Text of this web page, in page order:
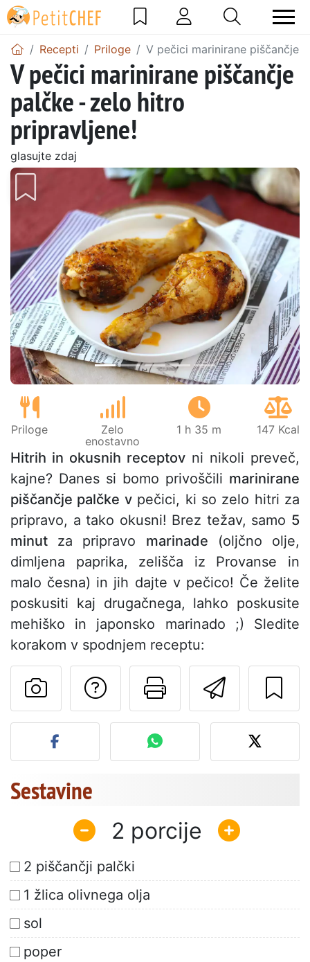
Recepti Priloge V pečici marinirane piščančje
V pečici marinirane piščančje
palčke - zelo hitro
pripravljene!
glasujte zdaj
Prejšnji
Priloge
Zelo
enostavno
1 h 35 m 147 Kcal
Hitrih in okusnih receptov ni nikoli preveč,
kajne? Danes si bomo privoščili marinirane
piščančje palčke vpečici, ki so zelo hitri za
pripravo, a tako okusni! Brez težav, samo 5
minut za pripravo marinade (oljčno olje,
dimljena paprika, zelišča iz Provanse in
malo česna) in jih dajte v pečico! Če želite
poskusiti kaj drugačnega, lahko poskusite
mehiško in japonsko marinado ;) Sledite
korakom v spodnjem receptu:
Pošlji
Natisni to
Postavite
Objavite svojo fotografijo
Sestavine
2
2 piščančji palčki
1 žlica olivnega olja
sol
poper